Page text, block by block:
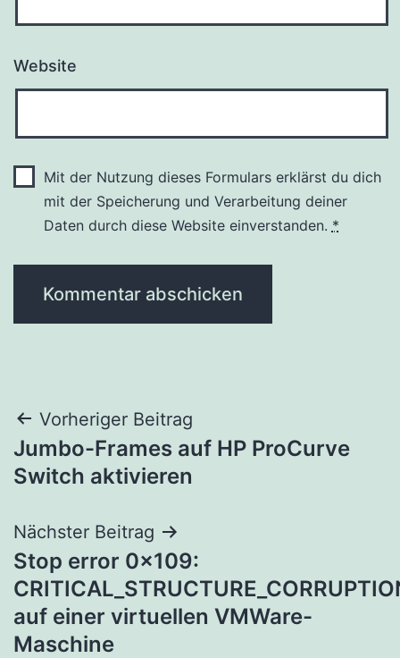
Website
Mit der Nutzung dieses Formulars erklärst du dich
mit der Speicherung und Verarbeitung deiner
Daten durch diese Website einverstanden. *
Beitragsnavigation
Vorheriger Beitrag
Jumbo-Frames auf HP ProCurve
Switch aktivieren
Nächster Beitrag
Stop error 0x109:
auf einer virtuellen VMWare-
Maschine